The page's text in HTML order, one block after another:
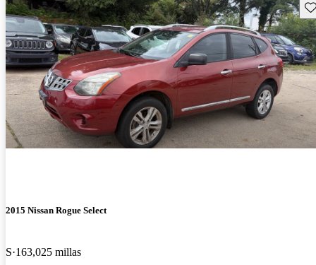
2015 Nissan Rogue Select
S 163,025 millas